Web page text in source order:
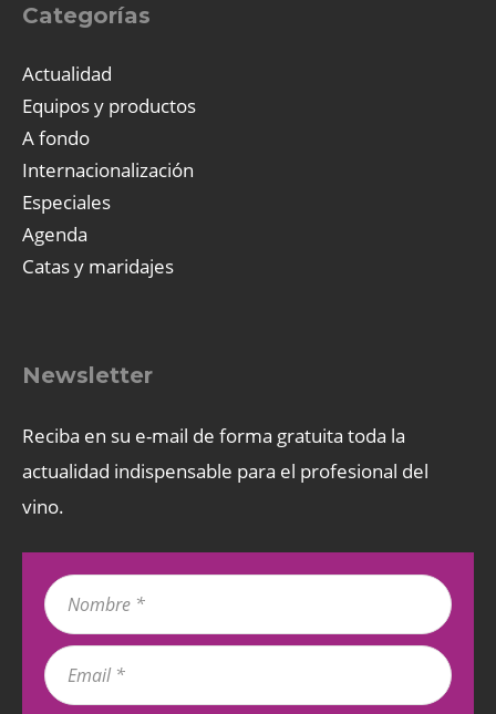
Categorías
Actualidad
Equipos y productos
A fondo
Internacionalización
Especiales
Agenda
Catas y maridajes
Newsletter
Reciba en su e-mail de forma gratuita toda la
actualidad indispensable para el profesional del
vino.